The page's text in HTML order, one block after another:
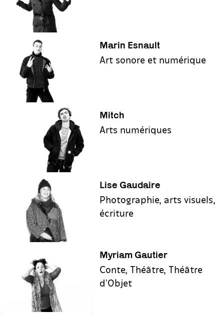
Marin Esnault
Art sonore et numérique
Mitch
Arts numériques
Lise Gaudaire
Photographie, arts visuels,
écriture
Myriam Gautier
Conte, Théâtre, Théâtre
d'Objet